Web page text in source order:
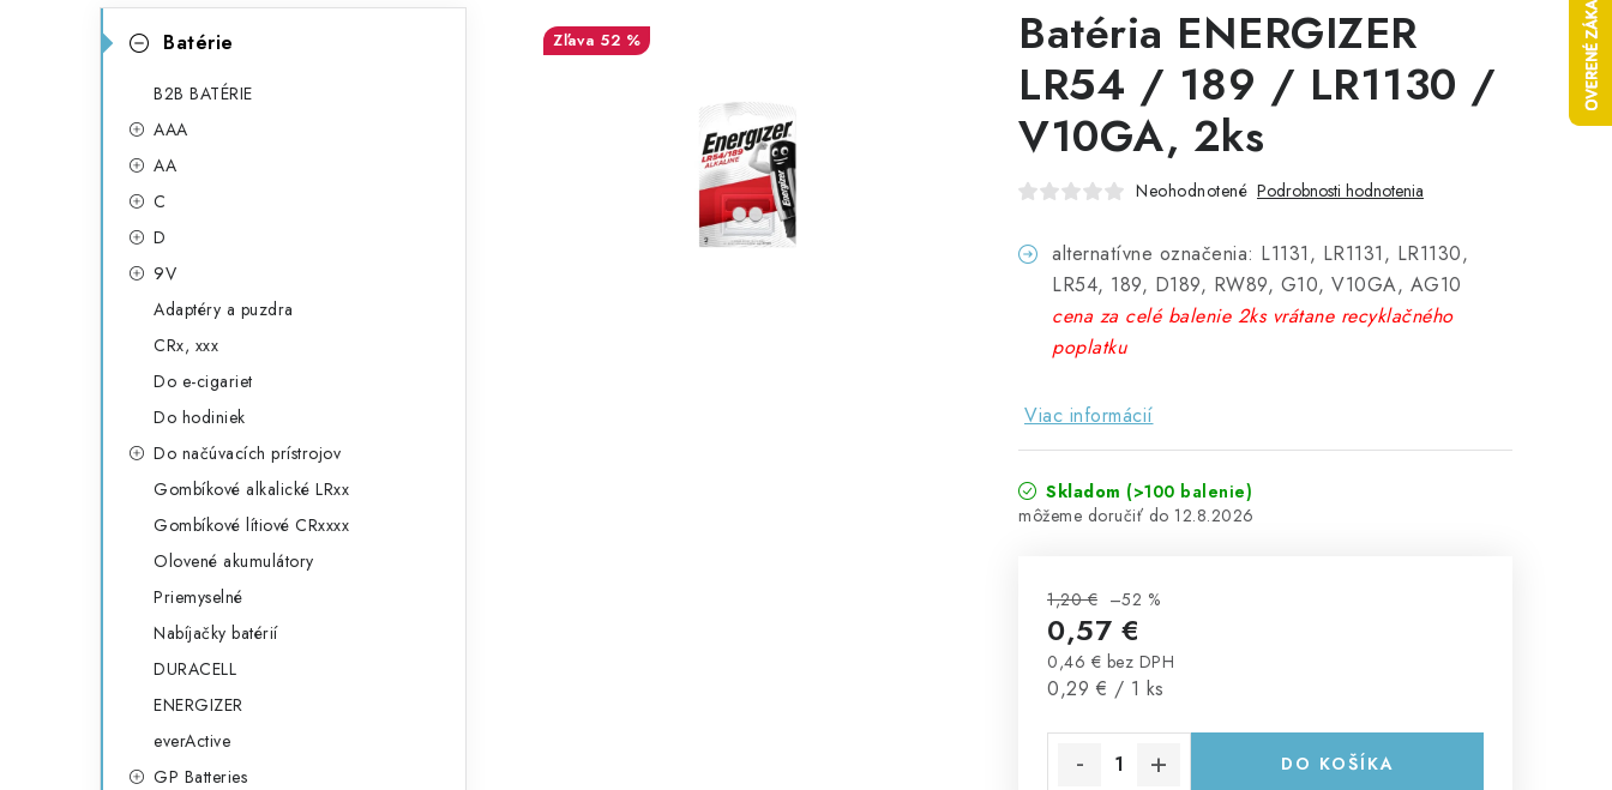
B
kategórie
K
a
Batérie
B2B BATÉRIE
AAA
AA
C
D
9V
Adaptéry a puzdra
CRx, xxx
Do e-cigariet
Do hodiniek
Do načúvacích prístrojov
Gombíkové alkalické LRxx
Gombíkové lítiové CRxxxx
Olovené akumulátory
Priemyselné
Nabíjačky batérií
DURACELL
ENERGIZER
everActive
GP Batteries
Batéria ENERGIZER
LR54 / 189 / LR1130 /
V10GA, 2ks
Neohodnotené Podrobnosti hodnotenia
alternatívne označenia: L1131, LR1131, LR1130,
LR54, 189, D189, RW89, G10, V10GA, AG10
cena za celé balenie 2ks vrátane recyklačného
poplatku
Viac informácií
Skladom (>100 balenie)
12.8.2026
1,20 € –52 %
0,57 €
0,46 € bez DPH
Jednotková cena:
0,29 € / 1 ks
DO KOŠÍKA
52 %